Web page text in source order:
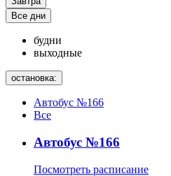
Все дни
будни
выходные
остановка:
Автобус №166
Все
Автобус №166
Посмотреть расписание